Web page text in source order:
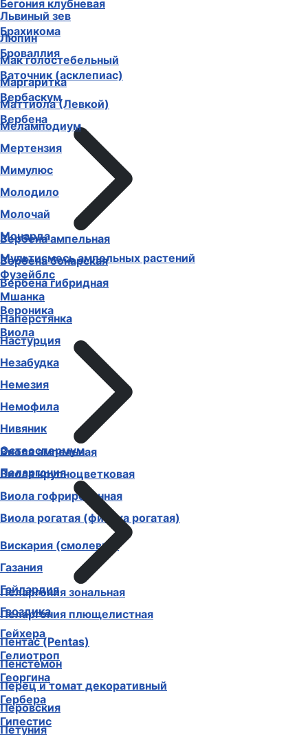
Бегония клубневая
Брахикома
Броваллия
Ваточник (асклепиас)
Вербаскум
Вербена
Вербена ампельная
Вербена бонарская
Вербена гибридная
Вероника
Виола
Виола ампельная
Виола крупноцветковая
Виола гофрированная
Виола рогатая (фиалка рогатая)
Вискария (смолевка)
Газания
Гайлардия
Гвоздика
Гейхера
Гелиотроп
Георгина
Гербера
Гипестис
Львиный зев
Люпин
Мак голостебельный
Маргаритка
Маттиола (Левкой)
Меламподиум
Мертензия
Мимулюс
Молодило
Молочай
Монарда
Мультисмесь ампельных растений
Фузейблс
Мшанка
Наперстянка
Настурция
Незабудка
Немезия
Немофила
Нивяник
Остеоспермум
Пеларгония
Пеларгония зональная
Пеларгония плющелистная
Пентас (Pentas)
Пенстемон
Перец и томат декоративный
Перовския
Петуния